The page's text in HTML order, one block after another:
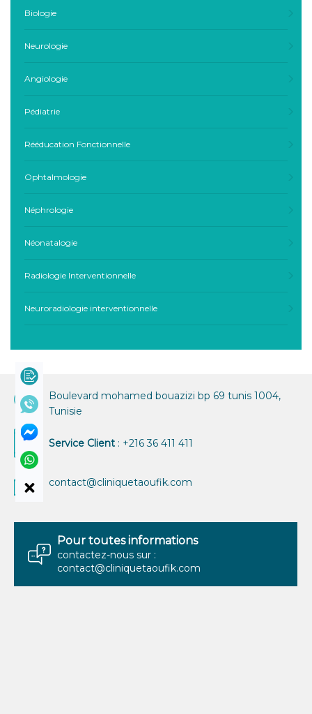
Biologie
Neurologie
Angiologie
Pédiatrie
Rééducation Fonctionnelle
Ophtalmologie
Néphrologie
Néonatalogie
Radiologie Interventionnelle
Neuroradiologie interventionnelle
Boulevard mohamed bouazizi bp 69 tunis 1004,
Tunisie
Service Client : +216 36 411 411
contact@cliniquetaoufik.com
Pour toutes informations
contactez-nous sur :
contact@cliniquetaoufik.com